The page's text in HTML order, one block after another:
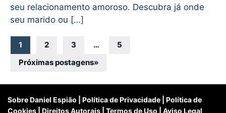
seu relacionamento amoroso. Descubra já onde
seu marido ou […]
Navegação
por
posts
1 2 3 …
5
Próximas postagens»
Sobre Daniel Espião Política de Privacidade
Política de
Cookies
Direitos Autorais Termos de Uso Aviso Legal